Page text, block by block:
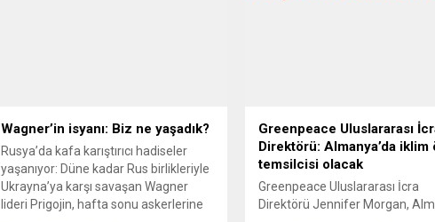
Wagner’in isyanı: Biz ne yaşadık?
Rusya’da kafa karıştırıcı hadiseler
yaşanıyor: Düne kadar Rus birlikleriyle
Ukrayna’ya karşı savaşan Wagner
lideri Prigojin, hafta sonu askerlerine
Greenpeace Uluslararası
Direktörü: Almanya’da iklim
temsilcisi olacak
Greenpeace Uluslararası İcra
Direktörü Jennifer Morgan,